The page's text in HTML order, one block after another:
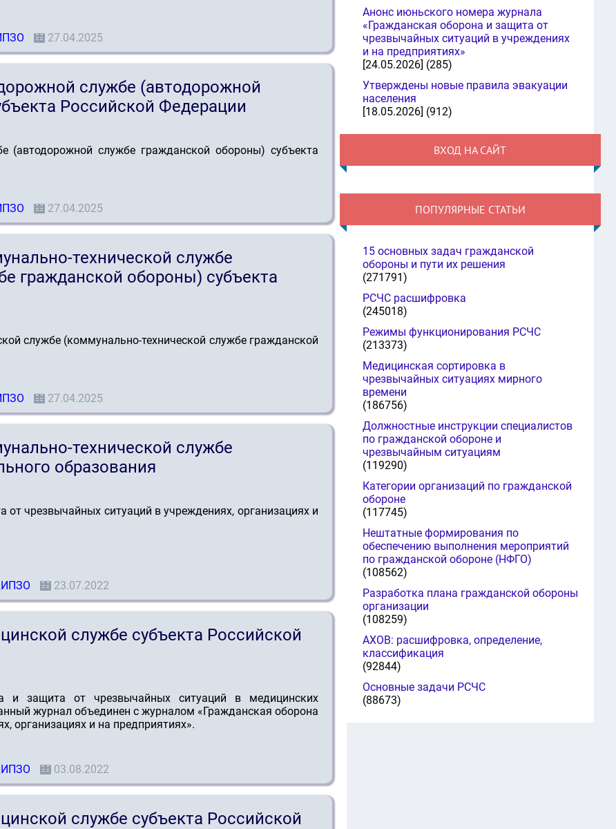
27.04.2025
службе (автодорожной
Российской Федерации
(автодорожной службе гражданской обороны) субъекта
27.04.2025
технической службе
гражданской обороны) субъекта
службе (коммунально-технической службе гражданской
27.04.2025
технической службе
образования
чрезвычайных ситуаций в учреждениях, организациях и
23.07.2022
службе субъекта Российской
и защита от чрезвычайных ситуаций в медицинских
журнал объединен с журналом «Гражданская оборона
организациях и на предприятиях».
03.08.2022
службе субъекта Российской
Анонс июньского номера журнала
«Гражданская оборона и защита от
чрезвычайных ситуаций в учреждениях
и на предприятиях»
[24.05.2026] (285)
Утверждены новые правила эвакуации
населения
[18.05.2026] (912)
ВХОД НА САЙТ
ПОПУЛЯРНЫЕ СТАТЬИ
15 основных задач гражданской
обороны и пути их решения
(271791)
РСЧС расшифровка
(245018)
Режимы функционирования РСЧС
(213373)
Медицинская сортировка в
чрезвычайных ситуациях мирного
времени
(186756)
Должностные инструкции специалистов
по гражданской обороне и
чрезвычайным ситуациям
(119290)
Категории организаций по гражданской
обороне
(117745)
Нештатные формирования по
обеспечению выполнения мероприятий
по гражданской обороне (НФГО)
(108562)
Разработка плана гражданской обороны
организации
(108259)
АХОВ: расшифровка, определение,
классификация
(92844)
Основные задачи РСЧС
(88673)